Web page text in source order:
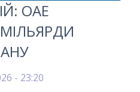
ОАЕ
- 23:20